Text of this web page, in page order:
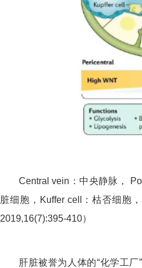
Central vein：中央静脉，
脏细胞，Kuffer cell：枯否细胞
2019,16(7):395-410）
肝脏被誉为人体的“化学工